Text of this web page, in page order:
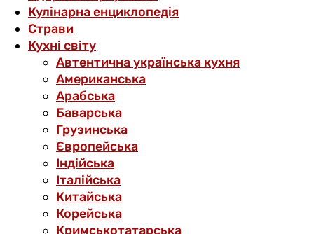
Кулінарна енциклопедія
Страви
Кухні світу
Автентична українська кухня
Американська
Арабська
Баварська
Грузинська
Європейська
Індійська
Італійська
Китайська
Корейська
Кримськотатарська